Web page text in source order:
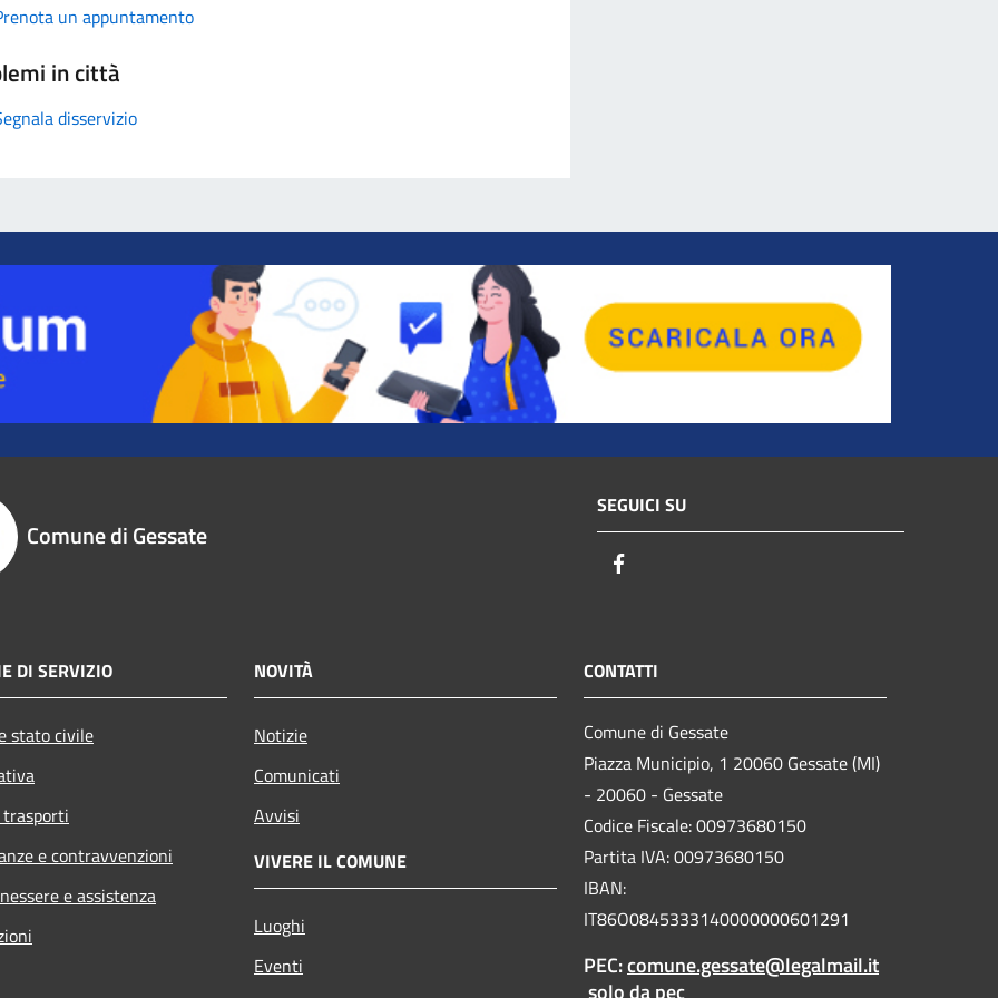
un appuntamento
in città
disservizio
Comune di Gessate
SEGUICI SU
DI SERVIZIO
stato civile
e contravvenzioni
e assistenza
NOVITÀ
Notizie
Comunicati
Avvisi
VIVERE IL COMUNE
Luoghi
Eventi
CONTATTI
Comune di Gessate
Piazza Municipio, 1 20060 Gessate (MI)
- 20060 - Gessate
Codice Fiscale: 00973680150
Partita IVA: 00973680150
IBAN:
IT86O0845333140000000601291
PEC:comune.gessate@legalmail.it
solo da pec